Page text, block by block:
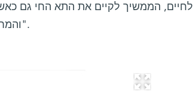
לחיים, הממשיך לקיים את התא החי גם
והמחיר הוא שיעור גבוה של מוטציות, וסיכון גדול לסרטן".